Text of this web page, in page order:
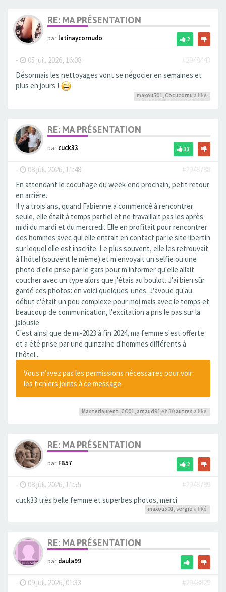
RE: MA PRÉSENTATION
parlatinaycornudo 2
- 05 juil. 2026, 16:08
#2948443
Désormais les nettoyages vont se négocier en semaines et
plus en jours !
maxou501, Cocucornu a liké
RE: MA PRÉSENTATION
parcuck33 33
- 08 juil. 2026, 11:48
#2948788
En attendant le cocufiage du week-end prochain, petit retour
en arrière.
Il y a trois ans, quand Fabienne a commencé à rencontrer
seule, elle était à temps partiel et ne travaillait pas les après
midi du mardi et du mercredi. Elle en profitait pour rencontrer
des hommes avec qui elle entrait en contact par le site libertin
sur lequel elle est inscrite. Le plus souvent, elle les retrouvait
à l'hôtel (souvent le même) et m'envoyait un selfie ou une
photo d'elle prise par le gars pour m'informer qu'elle allait
coucher avec un type alors que j'étais au boulot. J'ai bien sûr
gardé ces photos: en voici quelques-unes. J'avoue qu'au
début c'était un peu complexe pour moi mais avec le temps et
beaucoup de communication, l'excitation a pris le pas sur la
jalousie.
C'est ainsi que de mi-2023 à fin 2024, ma femme s'est offerte
et a été prise par une quinzaine d'hommes différents à
l'hôtel...
Vous n’avez pas les permissions nécessaires pour voir
les fichiers joints à ce message.
Masterlaurent CC01 arnaud91 et 30 autres a liké
RE: MA PRÉSENTATION
parFB57 2
- 08 juil. 2026, 11:55
#2948789
cuck33 très belle femme et superbes photos, merci
maxou501, sergio a liké
RE: MA PRÉSENTATION
pardaula99
- 09 juil. 2026, 01:33
#2948829